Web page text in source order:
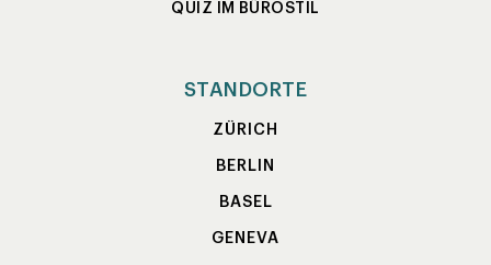
QUIZ IM BÜROSTIL
STANDORTE
ZÜRICH
BERLIN
BASEL
GENEVA